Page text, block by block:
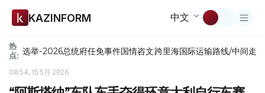
KAZINFORM 中文
热
点: 选举-2026总统府任免事件国情咨文跨里海国际运输路线/中间走廊
08:54, 15 5月 2026